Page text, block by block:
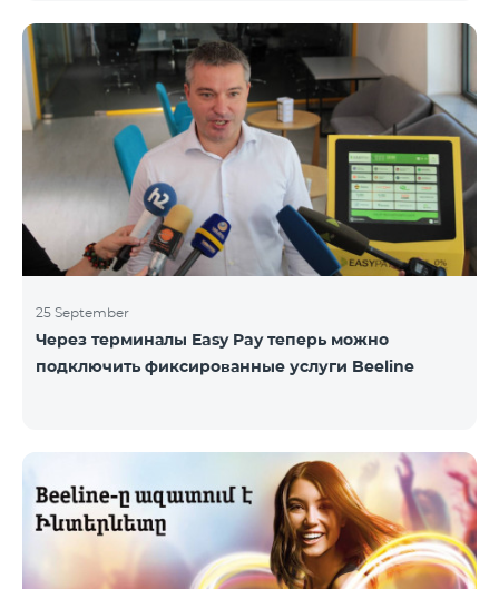
25 September
Через терминалы Easy Pay теперь можно
подключить фиксированные услуги Beeline